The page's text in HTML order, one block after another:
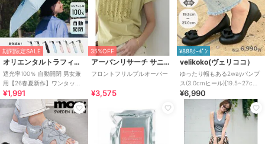
期間限定SALE
オリエンタルトラフィック
遮光率100％ 自動開閉 男女兼
用【26春夏新作】ワンタッチ
晴雨兼用 折りたたみ傘 /G-
0601
¥1,991
35%OFF
アーバンリサーチ サニーレーベル
フロントフリルプルオーバー
¥3,575
¥888ｸｰﾎﾟﾝ
velikoko(ヴェリココ）
ゆったり幅もある2wayパンプ
ス(3.0cmヒール)[19.5~27cm]
ラクチンきれいシューズ
¥6,990